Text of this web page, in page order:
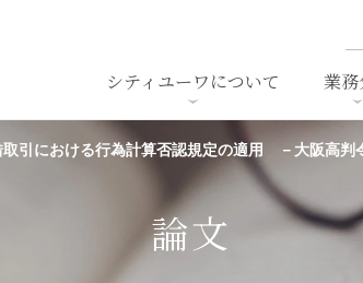
シティユーワについて
沿革
業
M&A
セミナー/講演等
法律用語集
スタッフ採用
取引における行為計算否認規定の適用 －大阪高判
論文